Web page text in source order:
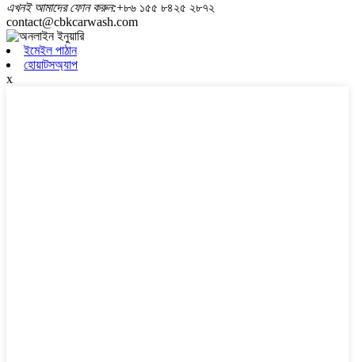
এখনই আমাদের ফোন করুন:+৮৬ ১৫৫ ৮৪২৫ ২৮৭২
contact@cbkcarwash.com
ইমেইল পাঠান
হোয়াটসঅ্যাপ
x